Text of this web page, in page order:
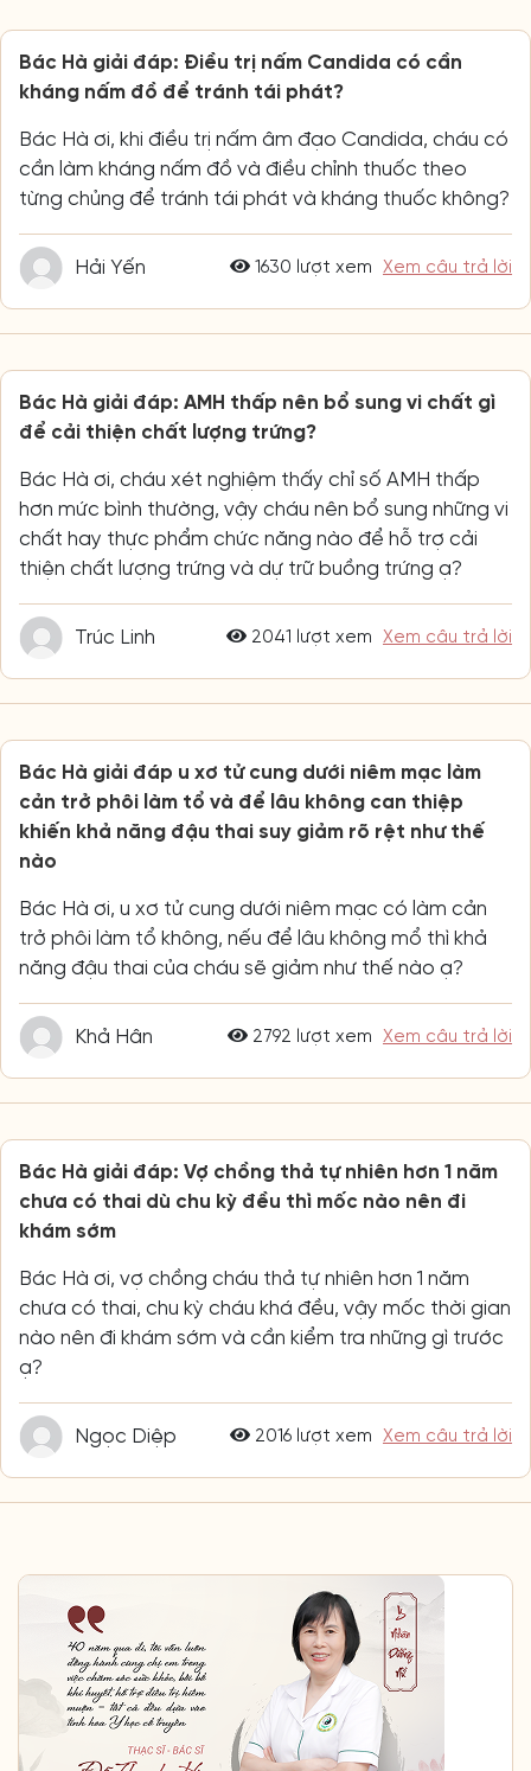
Bác Hà giải đáp: Điều trị nấm Candida có cần
kháng nấm đồ để tránh tái phát?
Bác Hà ơi, khi điều trị nấm âm đạo Candida, cháu có
cần làm kháng nấm đồ và điều chỉnh thuốc theo
từng chủng để tránh tái phát và kháng thuốc không?
Hải Yến 1630 lượt xem Xem câu trả lời
Bác Hà giải đáp: AMH thấp nên bổ sung vi chất gì
để cải thiện chất lượng trứng?
Bác Hà ơi, cháu xét nghiệm thấy chỉ số AMH thấp
hơn mức bình thường, vậy cháu nên bổ sung những vi
chất hay thực phẩm chức năng nào để hỗ trợ cải
thiện chất lượng trứng và dự trữ buồng trứng ạ?
Trúc Linh 2041 lượt xem Xem câu trả lời
Bác Hà giải đáp u xơ tử cung dưới niêm mạc làm
cản trở phôi làm tổ và để lâu không can thiệp
khiến khả năng đậu thai suy giảm rõ rệt như thế
nào
Bác Hà ơi, u xơ tử cung dưới niêm mạc có làm cản
trở phôi làm tổ không, nếu để lâu không mổ thì khả
năng đậu thai của cháu sẽ giảm như thế nào ạ?
Khả Hân 2792 lượt xem Xem câu trả lời
Bác Hà giải đáp: Vợ chồng thả tự nhiên hơn 1 năm
chưa có thai dù chu kỳ đều thì mốc nào nên đi
khám sớm
Bác Hà ơi, vợ chồng cháu thả tự nhiên hơn 1 năm
chưa có thai, chu kỳ cháu khá đều, vậy mốc thời gian
nào nên đi khám sớm và cần kiểm tra những gì trước
ạ?
Ngọc Diệp 2016 lượt xem Xem câu trả lời